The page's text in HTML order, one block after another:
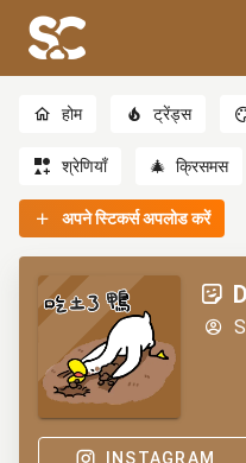
होम ट्रेंड्स
श्रेणियाँ 🎄 क्रिसमस
अपने स्टिकर्स अपलोड करें
INSTAGRAM